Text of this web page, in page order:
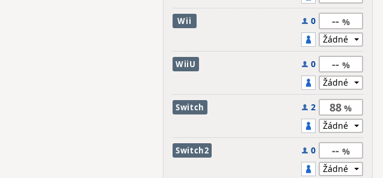
Wii 0 --
WiiU 0 --
Switch 2 88
Switch2 0 --